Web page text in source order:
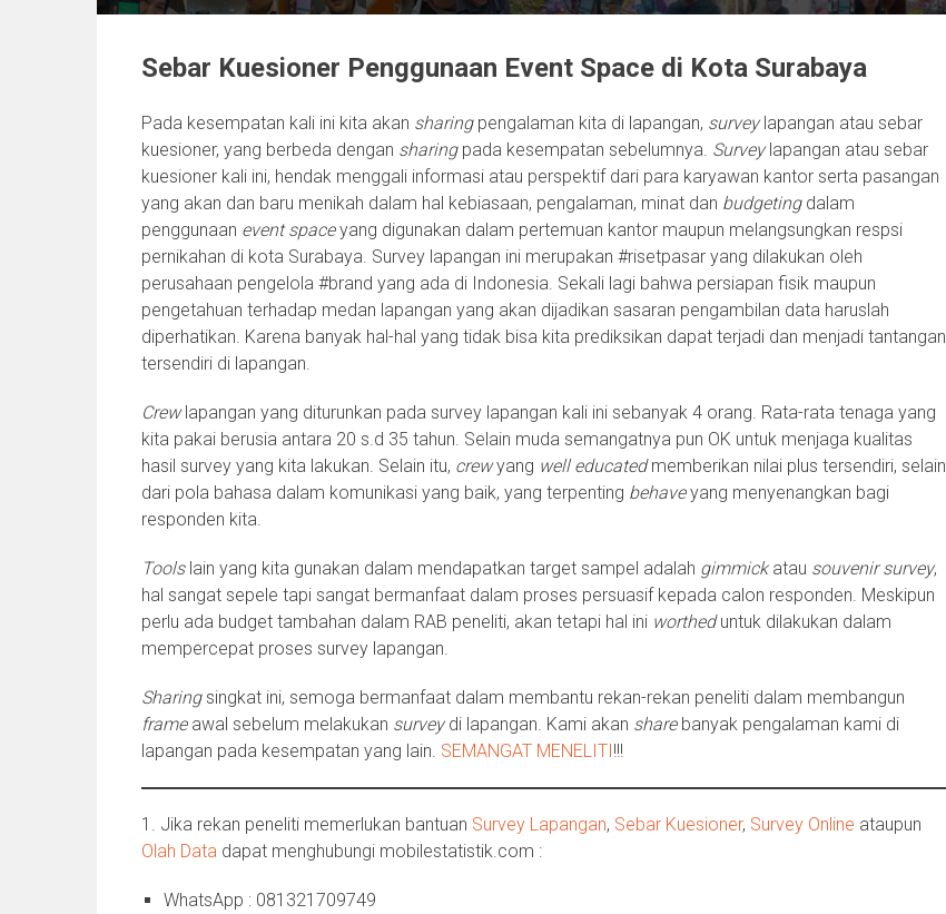
Sebar Kuesioner Penggunaan Event Space di Kota Surabaya
Pada kesempatan kali ini kita akan sharingpengalaman kita di lapangan, surveylapangan atau sebar
kuesioner, yang berbeda dengan sharingpada kesempatan sebelumnya. Surveylapangan atau sebar
kuesioner kali ini, hendak menggali informasi atau perspektif dari para karyawan kantor serta pasangan
yang akan dan baru menikah dalam hal kebiasaan, pengalaman, minat dan budgetingdalam
penggunaan event spaceyang digunakan dalam pertemuan kantor maupun melangsungkan respsi
pernikahan di kota Surabaya. Survey lapangan ini merupakan #risetpasar yang dilakukan oleh
perusahaan pengelola #brand yang ada di Indonesia. Sekali lagi bahwa persiapan fisik maupun
pengetahuan terhadap medan lapangan yang akan dijadikan sasaran pengambilan data haruslah
diperhatikan. Karena banyak hal-hal yang tidak bisa kita prediksikan dapat terjadi dan menjadi tantangan
tersendiri di lapangan.
Crewlapangan yang diturunkan pada survey lapangan kali ini sebanyak 4 orang. Rata-rata tenaga yang
kita pakai berusia antara 20 s.d 35 tahun. Selain muda semangatnya pun OK untuk menjaga kualitas
hasil survey yang kita lakukan. Selain itu, crewyang well educatedmemberikan nilai plus tersendiri, selain
dari pola bahasa dalam komunikasi yang baik, yang terpenting behaveyang menyenangkan bagi
responden kita.
Toolslain yang kita gunakan dalam mendapatkan target sampel adalah gimmickatau souvenir survey,
hal sangat sepele tapi sangat bermanfaat dalam proses persuasif kepada calon responden. Meskipun
perlu ada budget tambahan dalam RAB peneliti, akan tetapi hal ini wortheduntuk dilakukan dalam
mempercepat proses survey lapangan.
Sharingsingkat ini, semoga bermanfaat dalam membantu rekan-rekan peneliti dalam membangun
frameawal sebelum melakukan surveydi lapangan. Kami akan sharebanyak pengalaman kami di
lapangan pada kesempatan yang lain. SEMANGAT MENELITI!!!
1. Jika rekan peneliti memerlukan bantuan Survey Lapangan, Sebar Kuesioner, Survey Online ataupun
Olah Data dapat menghubungi mobilestatistik.com :
WhatsApp : 081321709749